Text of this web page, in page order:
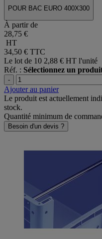
À partir de
28,75 €
HT
34,50 €TTC
Le lot de 10 2,88 € HT l'unité
Réf. :Sélectionnez un
-
Ajouter au panier
Le produit est actuellement
stock.
Quantité minimum de
Besoin d'un devis ?